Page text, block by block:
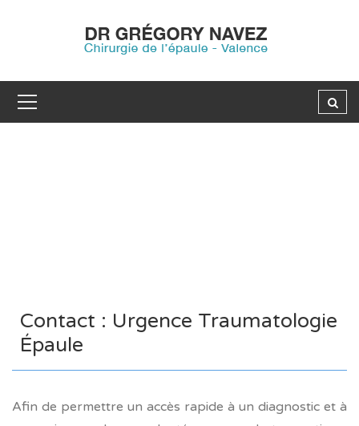
Contact : Urgence Traumatologie
Épaule
Afin de permettre un accès rapide à un diagnostic et à